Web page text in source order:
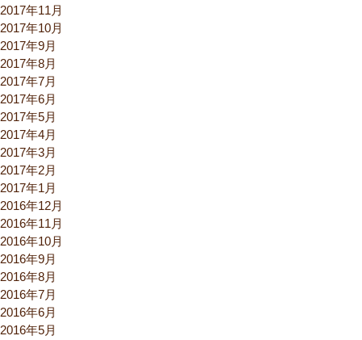
2017年11月
2017年10月
2017年9月
2017年8月
2017年7月
2017年6月
2017年5月
2017年4月
2017年3月
2017年2月
2017年1月
2016年12月
2016年11月
2016年10月
2016年9月
2016年8月
2016年7月
2016年6月
2016年5月